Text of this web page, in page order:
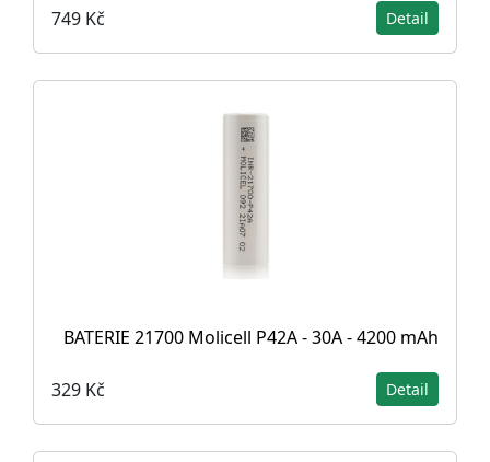
749 Kč Detail
BATERIE 21700 Molicell P42A - 30A - 4200 mAh
329 Kč Detail